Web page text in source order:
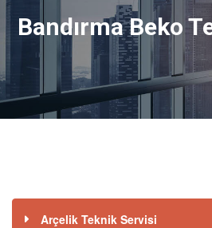
Bandırma Beko
Arçelik Teknik Servisi